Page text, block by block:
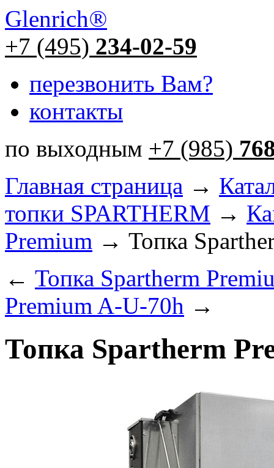
Glenrich®
+7 (495) 234-02-59
перезвонить Вам?
контакты
по выходным +7 (985)
Главная страница →
топки SPARTHERM →
Premium → Топка
← Топка Spartherm
Premium A-U-70h →
Топка Spartherm